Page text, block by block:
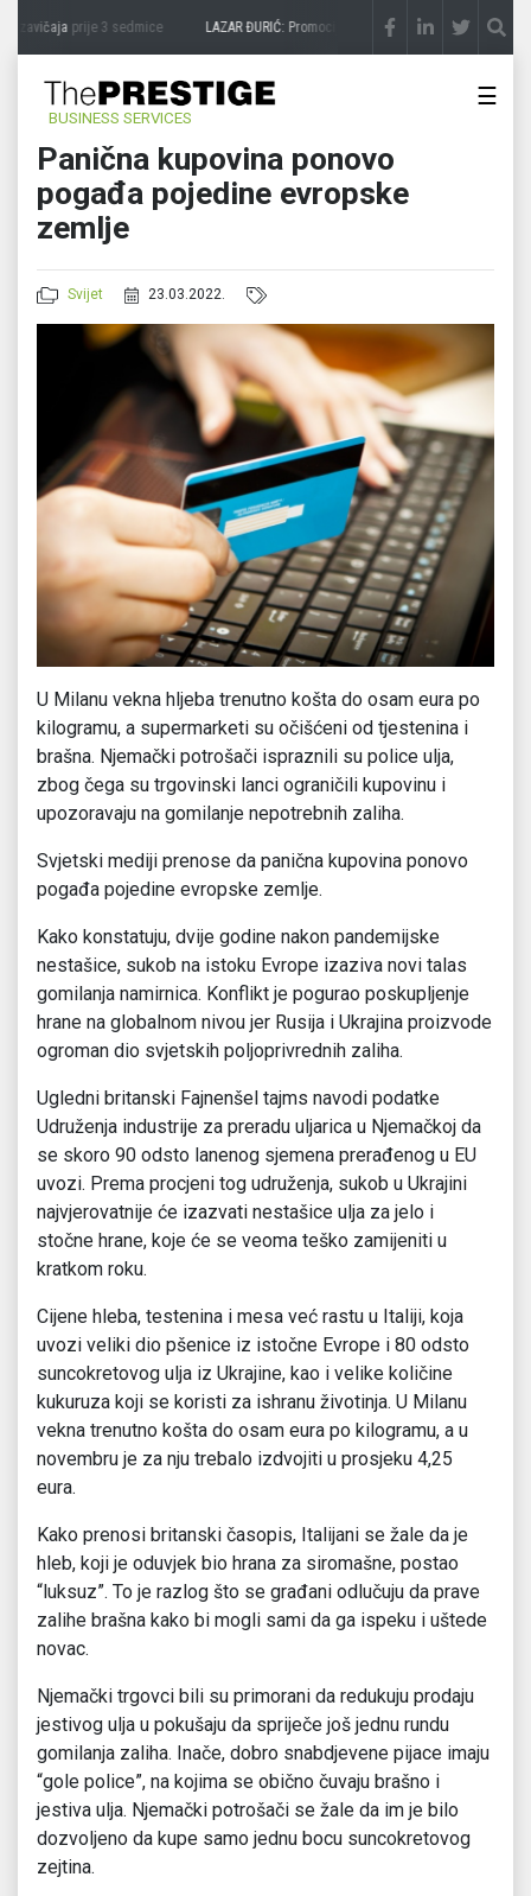
zavičajaprije 3 sedmice LAZAR ĐURIĆ: Promocija potencijal pretvara u destinaciju
BUSINESS SERVICES
☰
Panična kupovina ponovo
pogađa pojedine evropske
zemlje
Svijet 23.03.2022.
U Milanu vekna hljeba trenutno košta do osam eura po
kilogramu, a supermarketi su očišćeni od tjestenina i
brašna. Njemački potrošači ispraznili su police ulja,
zbog čega su trgovinski lanci ograničili kupovinu i
upozoravaju na gomilanje nepotrebnih zaliha.
Svjetski mediji prenose da panična kupovina ponovo
pogađa pojedine evropske zemlje.
Kako konstatuju, dvije godine nakon pandemijske
nestašice, sukob na istoku Evrope izaziva novi talas
gomilanja namirnica. Konflikt je pogurao poskupljenje
hrane na globalnom nivou jer Rusija i Ukrajina proizvode
ogroman dio svjetskih poljoprivrednih zaliha.
Ugledni britanski Fajnenšel tajms navodi podatke
Udruženja industrije za preradu uljarica u Njemačkoj da
se skoro 90 odsto lanenog sjemena prerađenog u EU
uvozi. Prema procjeni tog udruženja, sukob u Ukrajini
najvjerovatnije će izazvati nestašice ulja za jelo i
stočne hrane, koje će se veoma teško zamijeniti u
kratkom roku.
Cijene hleba, testenina i mesa već rastu u Italiji, koja
uvozi veliki dio pšenice iz istočne Evrope i 80 odsto
suncokretovog ulja iz Ukrajine, kao i velike količine
kukuruza koji se koristi za ishranu životinja. U Milanu
vekna trenutno košta do osam eura po kilogramu, a u
novembru je za nju trebalo izdvojiti u prosjeku 4,25
eura.
Kako prenosi britanski časopis, Italijani se žale da je
hleb, koji je oduvjek bio hrana za siromašne, postao
“luksuz”. To je razlog što se građani odlučuju da prave
zalihe brašna kako bi mogli sami da ga ispeku i uštede
novac.
Njemački trgovci bili su primorani da redukuju prodaju
jestivog ulja u pokušaju da spriječe još jednu rundu
gomilanja zaliha. Inače, dobro snabdjevene pijace imaju
“gole police”, na kojima se obično čuvaju brašno i
jestiva ulja. Njemački potrošači se žale da im je bilo
dozvoljeno da kupe samo jednu bocu suncokretovog
zejtina.